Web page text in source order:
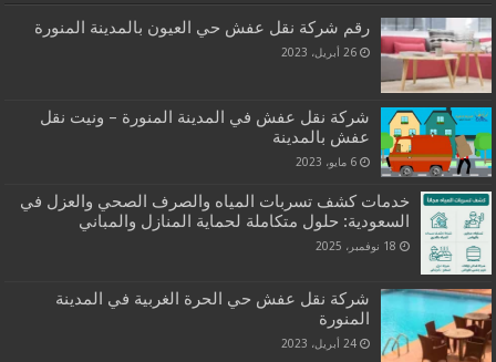
رقم شركة نقل عفش حي العيون بالمدينة المنورة
26 أبريل، 2023
شركة نقل عفش في المدينة المنورة – ونيت نقل
عفش بالمدينة
6 مايو، 2023
خدمات كشف تسربات المياه والصرف الصحي والعزل في
السعودية: حلول متكاملة لحماية المنازل والمباني
18 نوفمبر، 2025
شركة نقل عفش حي الحرة الغربية في المدينة
المنورة
24 أبريل، 2023